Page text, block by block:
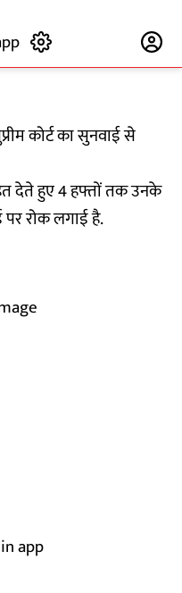
कोर्ट का सुनवाई से
देते हुए 4 हफ्तों तक उनके
पर रोक लगाई है.
app